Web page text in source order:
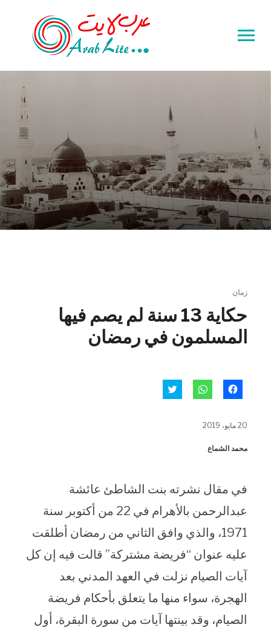
Toggle
زمان
حكاية 13 سنة لم يصم فيها
المسلمون في رمضان
للمشاركة
في
جديدة)
للمشاركة
20 مايو، 2019
محمد الشماع
في مقال نشرته بنت الشاطئ عائشة
عبدالرحمن بالأهرام في 22 من أكتوبر سنة
1971، والذي وافق الثاني من رمضان أطلقت
عليه عنوان “فريضة مشتركة” قالت فيه إن كل
آيات الصيام نزلت في العهد المدني بعد
الهجرة، سواء منها ما يتعلق بأحكام فريضة
الصيام، وقد بينتها آيات من سورة البقرة، أول